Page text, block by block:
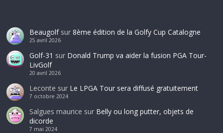
Beaugolfsur 8ème édition de la Golfy Cup Catalogne
25 avril 2026
Golf-31 sur Donald Trump va aider la fusion PGA Tour-
LivGolf
20 avril 2026
Leconte sur Le LPGA Tour sera diffusé gratuitement
7 octobre 2024
Salgues maurice sur Belly ou long putter, objets de
dicorde
7 mai 2024